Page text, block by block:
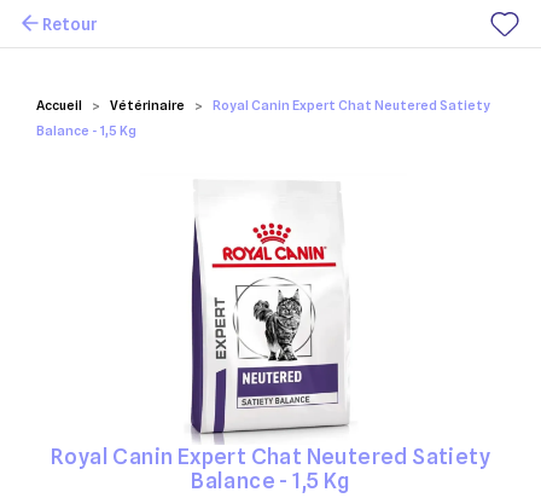
Mes favoris
Accueil Vétérinaire
Royal Canin Expert Chat Neutered Satiety
Balance - 1,5 Kg
Retour
Royal Canin Expert Chat Neutered Satiety
Balance - 1,5 Kg